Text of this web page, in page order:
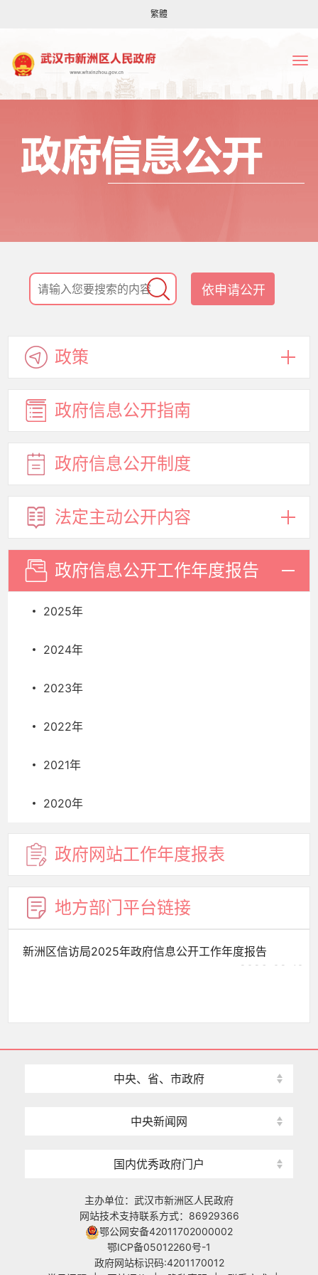
繁體
依申请公开
政策
政府信息公开指南
政府信息公开制度
法定主动公开内容
政府信息公开工作年度报告
2025年
2024年
2023年
2022年
2021年
2020年
政府网站工作年度报表
地方部门平台链接
新洲区信访局2025年政府信息公开工作年度报告
2026-02-10
中央、省、市政府
中央新闻网
国内优秀政府门户
主办单位：武汉市新洲区人民政府
网站技术支持联系方式：86929366
鄂公网安备42011702000002
鄂ICP备05012260号-1
政府网站标识码:4201170012